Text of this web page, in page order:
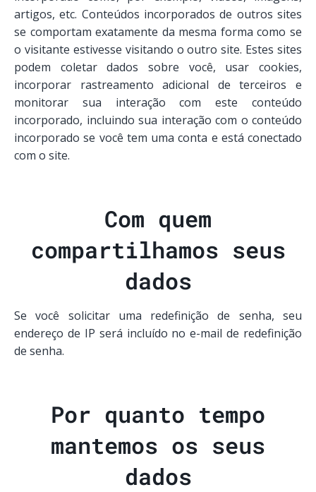
artigos, etc. Conteúdos incorporados de outros sites
se comportam exatamente da mesma forma como se
o visitante estivesse visitando o outro site. Estes sites
podem coletar dados sobre você, usar cookies,
incorporar rastreamento adicional de terceiros e
monitorar sua interação com este conteúdo
incorporado, incluindo sua interação com o conteúdo
incorporado se você tem uma conta e está conectado
com o site.
Com quem
compartilhamos seus
dados
Se você solicitar uma redefinição de senha, seu
endereço de IP será incluído no e-mail de redefinição
de senha.
Por quanto tempo
mantemos os seus
dados